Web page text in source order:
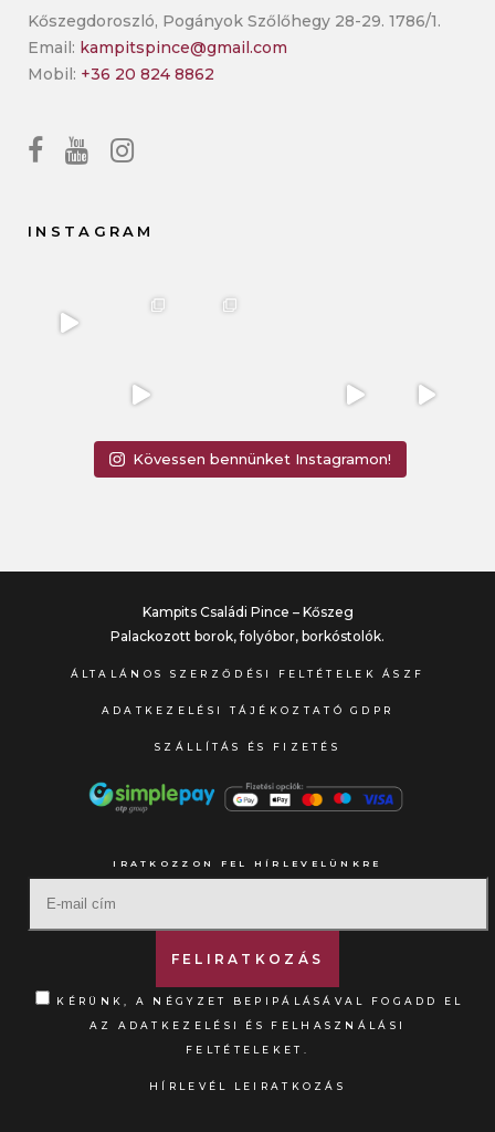
Kőszegdoroszló, Pogányok Szőlőhegy 28-29. 1786/1.
Email: kampitspince@gmail.com
Mobil: +36 20 824 8862
INSTAGRAM
Kövessen bennünket Instagramon!
Kampits Családi Pince – Kőszeg
Palackozott borok, folyóbor, borkóstolók.
ÁLTALÁNOS SZERZŐDÉSI FELTÉTELEK ÁSZF
ADATKEZELÉSI TÁJÉKOZTATÓ GDPR
SZÁLLÍTÁS ÉS FIZETÉS
IRATKOZZON FEL HÍRLEVELÜNKRE
KÉRÜNK, A NÉGYZET BEPIPÁLÁSÁVAL FOGADD EL
AZ ADATKEZELÉSI ÉS FELHASZNÁLÁSI
FELTÉTELEKET.
HÍRLEVÉL LEIRATKOZÁS